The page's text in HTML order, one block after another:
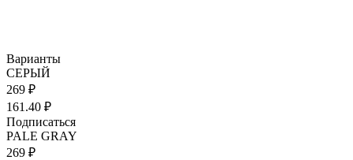
Варианты
СЕРЫЙ
269 ₽
161.40 ₽
Подписаться
PALE GRAY
269 ₽